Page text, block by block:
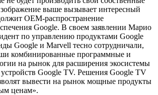
выше вызывает интересный
OEM-распространение
Google. В своем заявлении Марио
по управлению продуктами Google
Google и Marvell тесно сотрудничали,
комбинированные программные и
на рынок для расширения экосистемы
Google TV. Решения Google TV
вывести на рынок мощные продукты
ценам».